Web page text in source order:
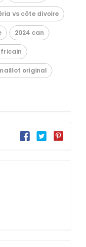
vs côte divoire
2024 can
original